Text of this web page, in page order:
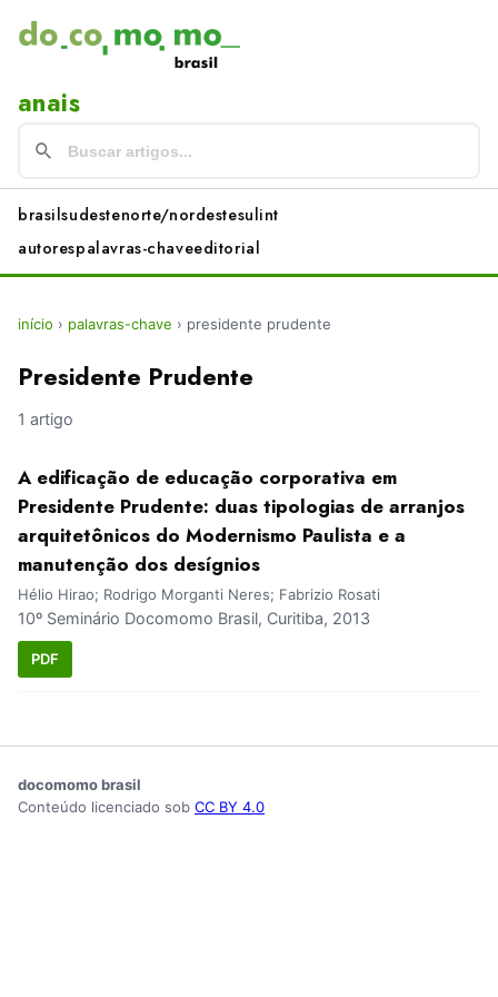
anais
brasilsudestenorte/nordestesulint
autorespalavras-chaveeditorial
início › palavras-chave › presidente prudente
Presidente Prudente
1 artigo
A edificação de educação corporativa em
Presidente Prudente: duas tipologias de arranjos
arquitetônicos do Modernismo Paulista e a
manutenção dos desígnios
Hélio Hirao; Rodrigo Morganti Neres; Fabrizio Rosati
10º Seminário Docomomo Brasil, Curitiba, 2013
PDF
docomomo brasil
Conteúdo licenciado sob CC BY 4.0